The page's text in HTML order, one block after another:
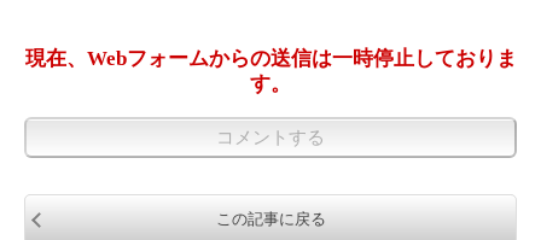
現在、Webフォームからの送信は一時停止しておりま
す。
この記事に戻る